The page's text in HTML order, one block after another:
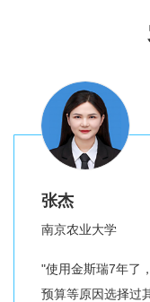
张杰
南京农业大学
"使用金斯瑞7年了
预算等原因选择过